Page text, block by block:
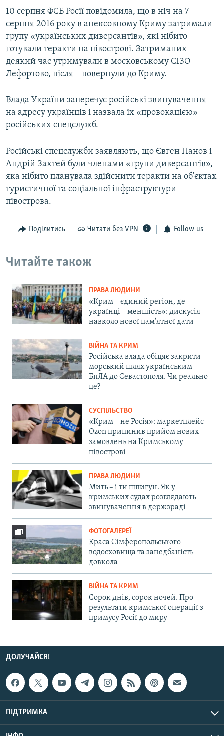
10 серпня ФСБ Росії повідомила, що в ніч на 7
серпня 2016 року в анексовному Криму затримали
групу «українських диверсантів», які нібито
готували теракти на півострові. Затриманих
деякий час утримували в московському СІЗО
Лефортово, після – повернули до Криму.
Влада України заперечує російські звинувачення
на адресу українців і назвала їх «провокацією»
російських спецслужб.
Російські спецслужби заявляють, що Євген Панов і
Андрій Захтей були членами «групи диверсантів»,
яка нібито планувала здійснити теракти на об'єктах
туристичної та соціальної інфраструктури
півострова.
Поділитись Читати без VPN Follow us
Читайте також
ПРАВА ЛЮДИНИ
«Крим – єдиний регіон, де
українці – меншість»: дискусія
навколо нової пам'ятної дати
ВІЙНА ТА КРИМ
Російська влада обіцяє закрити
морський шлях українським
БпЛА до Севастополя. Чи реально
це?
СУСПІЛЬСТВО
«Крим – не Росія»: маркетплейс
Ozon припинив прийом нових
замовлень на Кримському
півострові
ПРАВА ЛЮДИНИ
Мить – і ти шпигун. Як у
кримських судах розглядають
звинувачення в держзраді
ФОТОГАЛЕРЕЇ
Краса Сімферопольського
водосховища та занедбаність
довкола
ВІЙНА ТА КРИМ
Сорок днів, сорок ночей. Про
результати кримської операції з
примусу Росії до миру
ДОЛУЧАЙСЯ!
ПІДТРИМКА